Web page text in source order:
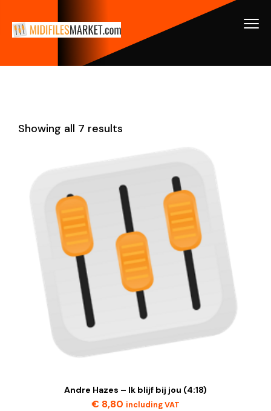
Showing all 7 results
Andre Hazes – Ik blijf bij jou (4:18)
€ 8,80 including VAT